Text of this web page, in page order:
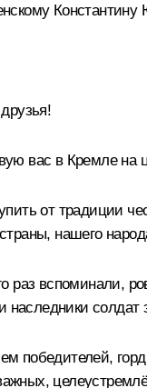
Константину
вас в Кремле на
от традиции
нашего
раз вспоминали,
солдат
победителей,